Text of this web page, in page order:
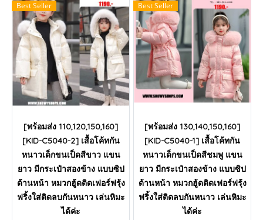
Best Seller
[พร้อมส่ง 110,120,150,160]
[KID-C5040-2] เสื้อโค้ทกัน
หนาวเด็กขนเป็ดสีขาว แขน
ยาว มีกระเป๋าสองข้าง แบบซิป
ด้านหน้า หมวกฮู้ดติดเฟอร์ฟรุ้ง
ฟริ้งใส่ติดลบกันหนาว เล่นหิมะ
ได้ค่ะ
Best Seller
[พร้อมส่ง 130,140,150,160]
[KID-C5040-1] เสื้อโค้ทกัน
หนาวเด็กขนเป็ดสีชมพู แขน
ยาว มีกระเป๋าสองข้าง แบบซิป
ด้านหน้า หมวกฮู้ดติดเฟอร์ฟรุ้ง
ฟริ้งใส่ติดลบกันหนาว เล่นหิมะ
ได้ค่ะ